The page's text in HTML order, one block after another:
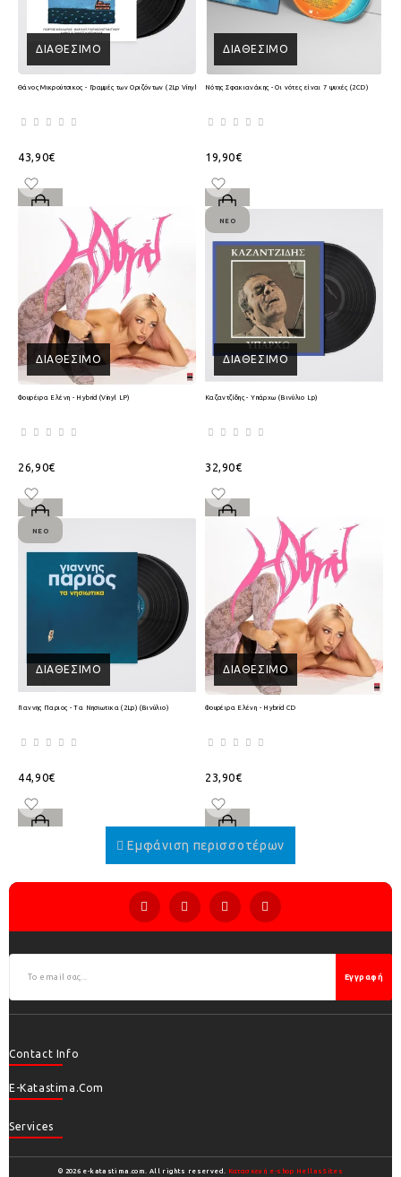
ΔΙΑΘΈΣΙΜΟ
Θάνος Μικρούτσικος - Γραμμές των Οριζόντων (2Lp Vinyl)
43,90€
ΔΙΑΘΈΣΙΜΟ
Νότης Σφακιανάκης - Οι νότες είναι 7 ψυχές (2CD)
19,90€
ΔΙΑΘΈΣΙΜΟ
Φουρέιρα Ελένη - Hybrid (Vinyl LP)
26,90€
ΔΙΑΘΈΣΙΜΟ
ΝΈΟ
Καζαντζίδης - Υπάρχω (Βινύλιο Lp)
32,90€
ΔΙΑΘΈΣΙΜΟ
ΝΈΟ
Γιαννης Παριος - Τα Νησιωτικα (2Lp) (Βινύλιο)
44,90€
ΔΙΑΘΈΣΙΜΟ
Φουρέιρα Ελένη - Hybrid CD
23,90€
Εγγραφή
Contact Info
E-Katastima.com
Services
© 2026 e-katastima.com. All rights reserved. Κατασκευή e-shop HellasSites